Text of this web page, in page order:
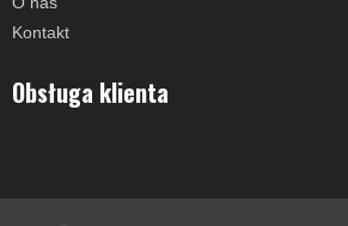
Kontakt
Obsługa klienta